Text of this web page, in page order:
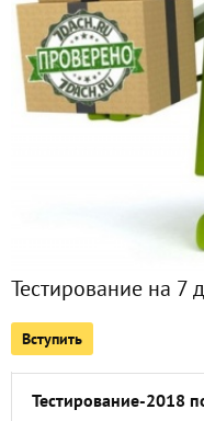
Тестирование на 7
Вступить
Сейчас обсуждают
Поздравляем
Поздравляем
Поздравляем
Понять... и простить...
Объявляем набор
Тестирование-2018